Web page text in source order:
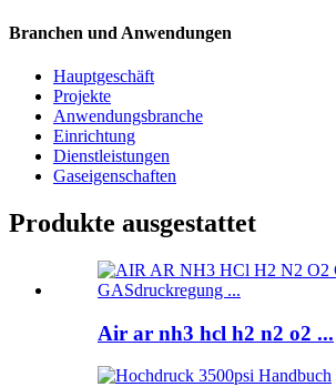
Branchen und Anwendungen
Hauptgeschäft
Projekte
Anwendungsbranche
Einrichtung
Dienstleistungen
Gaseigenschaften
Produkte ausgestattet
Air ar nh3 hcl h2 n2 o2 ...